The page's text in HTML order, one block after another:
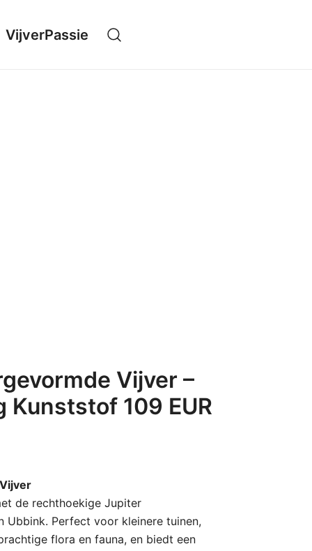
VijverPassie
Vijver –
Kunststof 109 EUR
de rechthoekige Jupiter
Ubbink. Perfect voor kleinere tuinen,
flora en fauna, en biedt een